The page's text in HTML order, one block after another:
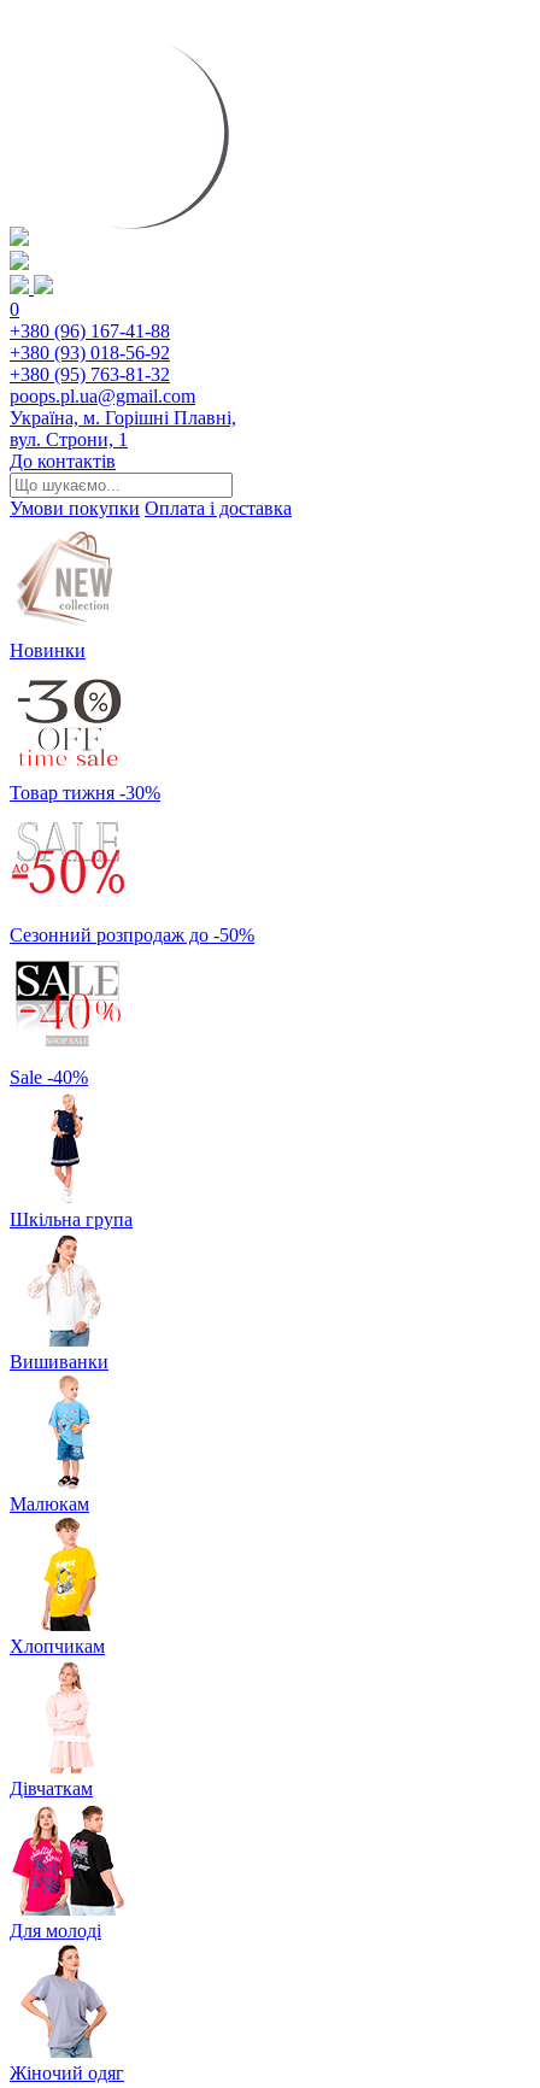
0
+380 (96) 167-41-88
+380 (93) 018-56-92
+380 (95) 763-81-32
poops.pl.ua@gmail.com
Україна, м. Горішні Плавні,
вул. Строни, 1
До контактів
Умови покупки Оплата і доставка
Новинки
Товар тижня -30%
Сезонний розпродаж до -50%
Sale -40%
Шкільна група
Вишиванки
Малюкам
Хлопчикам
Дівчаткам
Для молоді
Жіночий одяг